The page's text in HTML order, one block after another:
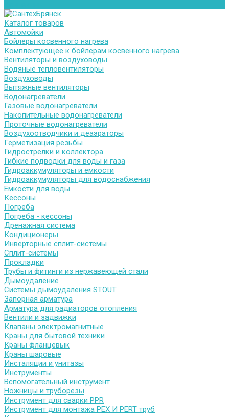
Каталог товаров
Автомойки
Бойлеры косвенного нагрева
Комплектующее к бойлерам косвенного нагрева
Вентиляторы и воздуховоды
Водяные тепловентиляторы
Воздуховоды
Вытяжные вентиляторы
Водонагреватели
Газовые водонагреватели
Накопительные водонагреватели
Проточные водонагреватели
Воздухоотводчики и деаэраторы
Герметизация резьбы
Гидрострелки и коллектора
Гибкие подводки для воды и газа
Гидроаккумуляторы и емкости
Гидроаккумуляторы для водоснабжения
Емкости для воды
Кессоны
Погреба
Погреба - кессоны
Дренажная система
Кондиционеры
Инверторные сплит-системы
Сплит-системы
Прокладки
Трубы и фитинги из нержавеющей стали
Дымоудаление
Системы дымоудаления STOUT
Запорная арматура
Арматура для радиаторов отопления
Вентили и задвижки
Клапаны электромагнитные
Краны для бытовой техники
Краны фланцевык
Краны шаровые
Инсталяции и унитазы
Инструменты
Вспомогательный инструмент
Ножницы и труборезы
Инструмент для сварки PPR
Инструмент для монтажа PEX И PERT труб